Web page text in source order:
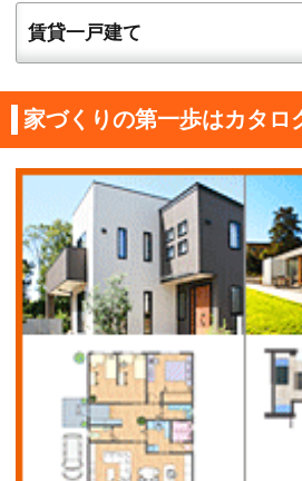
賃貸一戸建て
家づくりの第一歩はカタロ